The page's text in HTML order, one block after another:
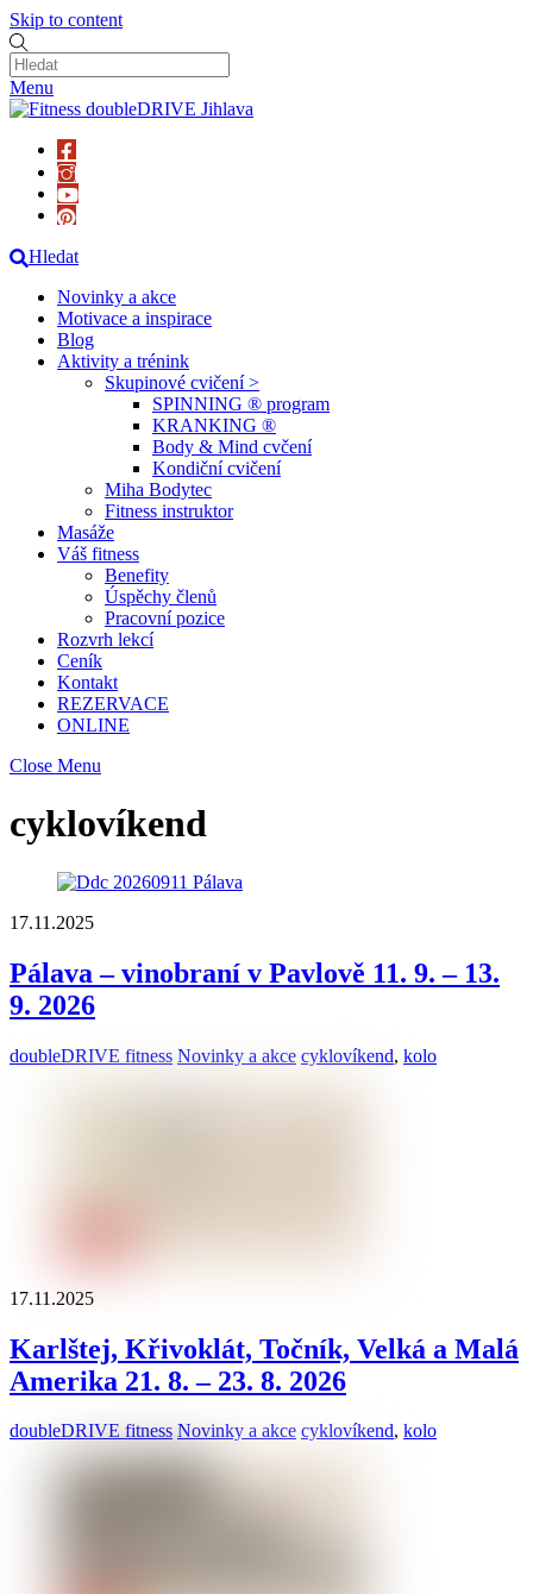
Skip to content
Menu
Hledat
Novinky a akce
Motivace a inspirace
Blog
Aktivity a trénink
Skupinové cvičení >
SPINNING ® program
KRANKING ®
Body & Mind cvčení
Kondiční cvičení
Miha Bodytec
Fitness instruktor
Masáže
Váš fitness
Benefity
Úspěchy členů
Pracovní pozice
Rozvrh lekcí
Ceník
Kontakt
REZERVACE
ONLINE
Close Menu
cyklovíkend
17.11.2025
Pálava – vinobraní v Pavlově 11. 9. – 13.
9. 2026
doubleDRIVE fitness Novinky a akce cyklovíkend, kolo
17.11.2025
Karlštej, Křivoklát, Točník, Velká a Malá
Amerika 21. 8. – 23. 8. 2026
doubleDRIVE fitness Novinky a akce cyklovíkend, kolo